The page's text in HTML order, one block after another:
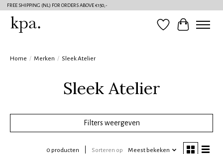
FREE SHIPPING (NL) FOR ORDERS ABOVE €150,-
Verlanglijst
Home / Merken / Sleek Atelier
Sleek Atelier
Filters weergeven
0 producten Sorteren op Meest bekeken